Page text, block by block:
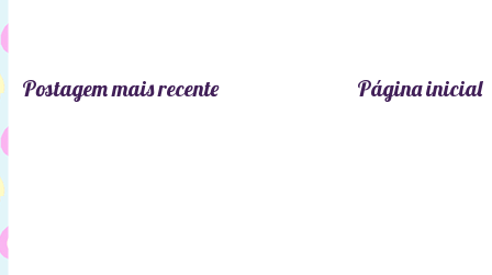
Postagem mais recente Página inicial